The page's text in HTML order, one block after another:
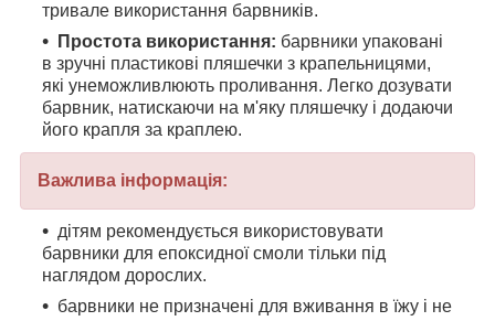
тривале використання барвників.
Простота використання: барвники упаковані
в зручні пластикові пляшечки з крапельницями,
які унеможливлюють проливання. Легко дозувати
барвник, натискаючи на м'яку пляшечку і додаючи
його крапля за краплею.
Важлива інформація:
дітям рекомендується використовувати
барвники для епоксидної смоли тільки під
наглядом дорослих.
барвники не призначені для вживання в їжу і не